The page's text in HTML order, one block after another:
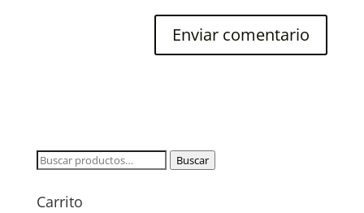
Buscar
Buscar
Carrito